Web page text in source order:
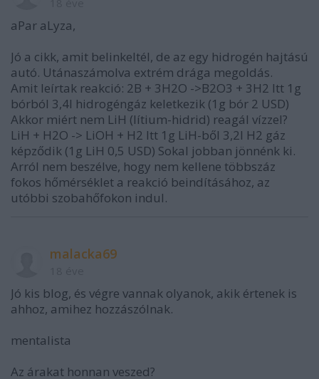
aPar aLyza,
Jó a cikk, amit belinkeltél, de az egy hidrogén hajtású
autó. Utánaszámolva extrém drága megoldás.
Amit leírtak reakció: 2B + 3H2O ->B2O3 + 3H2 Itt 1g
bórból 3,4l hidrogéngáz keletkezik (1g bór 2 USD)
Akkor miért nem LiH (lítium-hidrid) reagál vízzel?
LiH + H2O -> LiOH + H2 Itt 1g LiH-ből 3,2l H2 gáz
képződik (1g LiH 0,5 USD) Sokal jobban jönnénk ki.
Arról nem beszélve, hogy nem kellene többszáz
fokos hőmérséklet a reakció beindításához, az
utóbbi szobahőfokon indul.
malacka69
Jó kis blog, és végre vannak olyanok, akik értenek is
ahhoz, amihez hozzászólnak.
mentalista
Az árakat honnan veszed?